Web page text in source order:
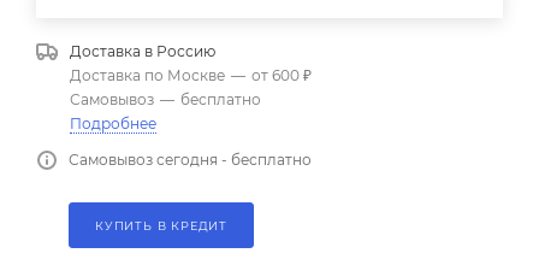
Доставка в Россию
Доставка по Москве — от 600 ₽
Самовывоз — бесплатно
Подробнее
Самовывоз сегодня - бесплатно
КУПИТЬ В КРЕДИТ